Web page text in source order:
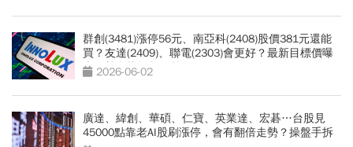
群創(3481)漲停56元、南亞科(2408)股價381元還能
買？友達(2409)、聯電(2303)會更好？最新目標價曝
光！杜金龍揭操作策略
2026-06-02
廣達、緯創、華碩、仁寶、英業達、宏碁…台股見
45000點靠老AI股刷漲停，會有翻倍走勢？操盤手拆